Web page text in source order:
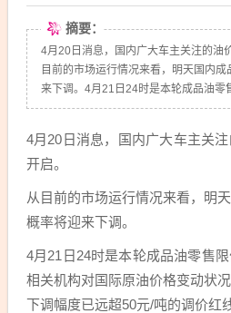
摘要：
4月20日消息，国内广大车主关注的油
目前的市场运行情况来看，明天国内
来下调。4月21日24时是本轮成品油零
4月20日消息，国内广大车主关
开启。
从目前的市场运行情况来看，明
概率将迎来下调。
4月21日24时是本轮成品油零售
相关机构对国际原油价格变动状
下调幅度已远超50元/吨的调价红线